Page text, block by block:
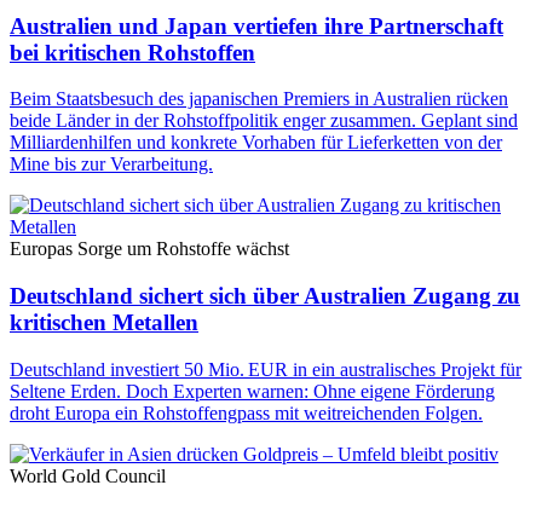
Australien und Japan vertiefen ihre Partnerschaft
bei kritischen Rohstoffen
Beim Staatsbesuch des japanischen Premiers in Australien rücken
beide Länder in der Rohstoffpolitik enger zusammen. Geplant sind
Milliardenhilfen und konkrete Vorhaben für Lieferketten von der
Mine bis zur Verarbeitung.
Europas Sorge um Rohstoffe wächst
Deutschland sichert sich über Australien Zugang zu
kritischen Metallen
Deutschland investiert 50 Mio. EUR in ein australisches Projekt für
Seltene Erden. Doch Experten warnen: Ohne eigene Förderung
droht Europa ein Rohstoffengpass mit weitreichenden Folgen.
World Gold Council